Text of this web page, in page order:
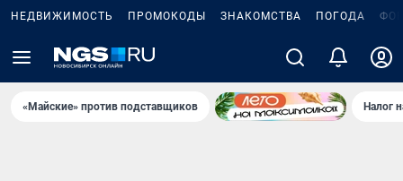
НЕДВИЖИМОСТЬ ПРОМОКОДЫ ЗНАКОМСТВА ПОГОДА
«Майские» против подставщиков Налог